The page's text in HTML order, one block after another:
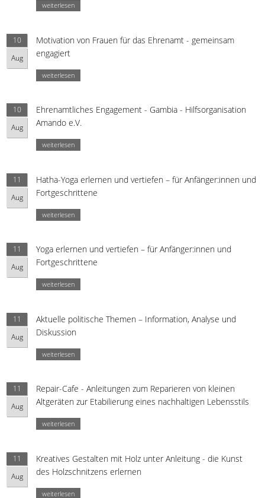
weiterlesen
10
Aug
Motivation von Frauen für das Ehrenamt - gemeinsam
engagiert
weiterlesen
10
Aug
Ehrenamtliches Engagement - Gambia - Hilfsorganisation
Amando e.V.
weiterlesen
11
Aug
Hatha-Yoga erlernen und vertiefen – für Anfänger:innen und
Fortgeschrittene
weiterlesen
11
Aug
Yoga erlernen und vertiefen – für Anfänger:innen und
Fortgeschrittene
weiterlesen
11
Aug
Aktuelle politische Themen – Information, Analyse und
Diskussion
weiterlesen
11
Aug
Repair-Cafe - Anleitungen zum Reparieren von kleinen
Altgeräten zur Etabilierung eines nachhaltigen Lebensstils
weiterlesen
11
Aug
Kreatives Gestalten mit Holz unter Anleitung - die Kunst
des Holzschnitzens erlernen
weiterlesen